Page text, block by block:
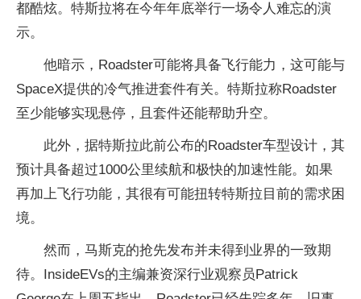
都酷炫。特斯拉将在今年年底举行一场令人难忘的演
示。
他暗示，Roadster可能将具备飞行能力，这可能与
SpaceX提供的冷气推进套件有关。特斯拉称Roadster
至少能够实现悬停，且套件还能帮助升空。
此外，据特斯拉此前公布的Roadster车型设计，其
预计具备超过1000公里续航和极快的加速性能。如果
再加上飞行功能，其很有可能扭转特斯拉目前的需求困
境。
然而，马斯克的抢先发布并未得到业界的一致期
待。InsideEVs的主编兼资深行业观察员Patrick